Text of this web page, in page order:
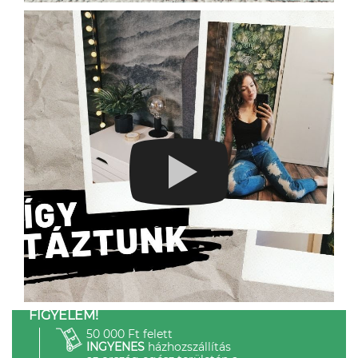
FIGYELEM!
50 000 Ft felett
INGYENESházhozszállítás